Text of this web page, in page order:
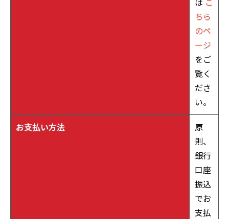
ちら
のペ
ージ
をご
覧く
ださ
い。
お支払い方法
原
則、
銀行
口座
振込
でお
支払